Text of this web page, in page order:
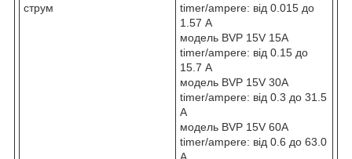
струм
timer/ampere: від 0.015 до
1.57 A
модель BVP 15V 15A
timer/ampere: від 0.15 до
15.7 A
модель BVP 15V 30A
timer/ampere: від 0.3 до 31.5
A
модель BVP 15V 60A
timer/ampere: від 0.6 до 63.0
A